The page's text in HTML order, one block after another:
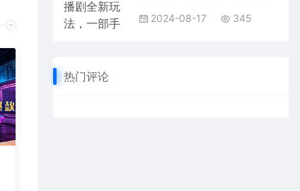
2024-08-17 345
热门评论